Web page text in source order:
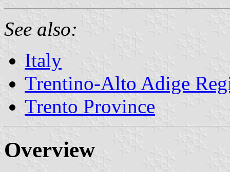
See also:
Italy
Trentino-Alto Adige
Trento Province
Overview